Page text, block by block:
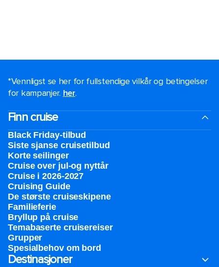
*Vennligst se her for fullstendige vilkår og betingelser
for kampanjer. her.
Finn cruise
Black Friday-tilbud
Siste sjanse cruisetilbud
Korte seilinger
Cruise over jul-og nyttår
Cruise i 2026-2027
Cruising Guide
De største cruiseskipene
Familieferie
Bryllup på cruise
Temabaserte cruisereiser
Grupper
Spesialbehov om bord
Destinasjoner